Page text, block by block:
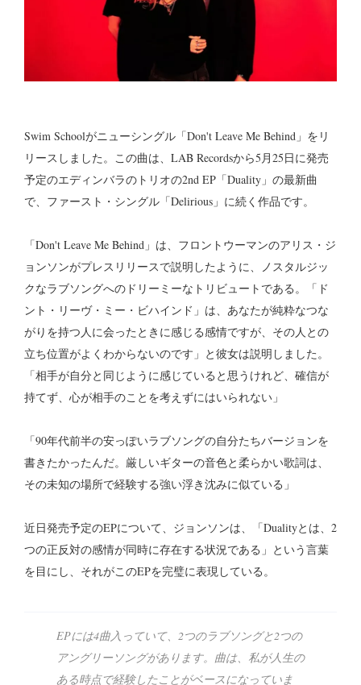
Swim Schoolがニューシングル「Don't Leave Me Behind」をリ
リースしました。この曲は、LAB Recordsから5月25日に発売
予定のエディンバラのトリオの2nd EP「Duality」の最新曲
で、ファースト・シングル「Delirious」に続く作品です。
「Don't Leave Me Behind」は、フロントウーマンのアリス・ジ
ョンソンがプレスリリースで説明したように、ノスタルジッ
クなラブソングへのドリーミーなトリビュートである。「ド
ント・リーヴ・ミー・ビハインド」は、あなたが純粋なつな
がりを持つ人に会ったときに感じる感情ですが、その人との
立ち位置がよくわからないのです」と彼女は説明しました。
「相手が自分と同じように感じていると思うけれど、確信が
持てず、心が相手のことを考えずにはいられない」
「90年代前半の安っぽいラブソングの自分たちバージョンを
書きたかったんだ。厳しいギターの音色と柔らかい歌詞は、
その未知の場所で経験する強い浮き沈みに似ている」
近日発売予定のEPについて、ジョンソンは、「Dualityとは、2
つの正反対の感情が同時に存在する状況である」という言葉
を目にし、それがこのEPを完璧に表現している。
EPには4曲入っていて、2つのラブソングと2つの
アングリーソングがあります。曲は、私が人生の
ある時点で経験したことがベースになっていま